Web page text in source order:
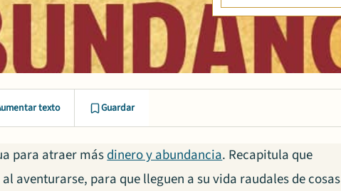
texto Guardar
para atraer másdinero y abundancia. Recapitula que
al aventurarse, para que lleguen a su vida raudales de cosas